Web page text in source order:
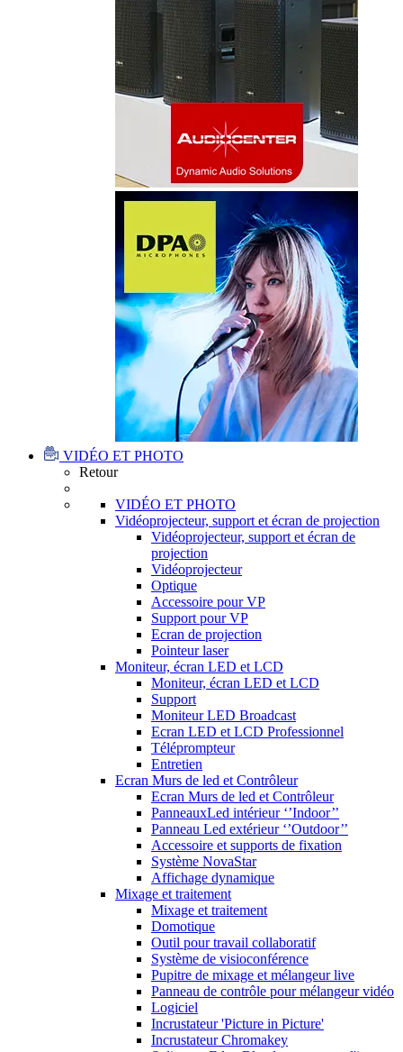
VIDÉO ET PHOTO
Retour
VIDÉO ET PHOTO
Vidéoprojecteur, support et écran de projection
Vidéoprojecteur, support et écran de
projection
Vidéoprojecteur
Optique
Accessoire pour VP
Support pour VP
Ecran de projection
Pointeur laser
Moniteur, écran LED et LCD
Moniteur, écran LED et LCD
Support
Moniteur LED Broadcast
Ecran LED et LCD Professionnel
Téléprompteur
Entretien
Ecran Murs de led et Contrôleur
Ecran Murs de led et Contrôleur
PanneauxLed intérieur ‘’Indoor’’
Panneau Led extérieur ‘’Outdoor’’
Accessoire et supports de fixation
Système NovaStar
Affichage dynamique
Mixage et traitement
Mixage et traitement
Domotique
Outil pour travail collaboratif
Système de visioconférence
Pupitre de mixage et mélangeur live
Panneau de contrôle pour mélangeur vidéo
Logiciel
Incrustateur 'Picture in Picture'
Incrustateur Chromakey